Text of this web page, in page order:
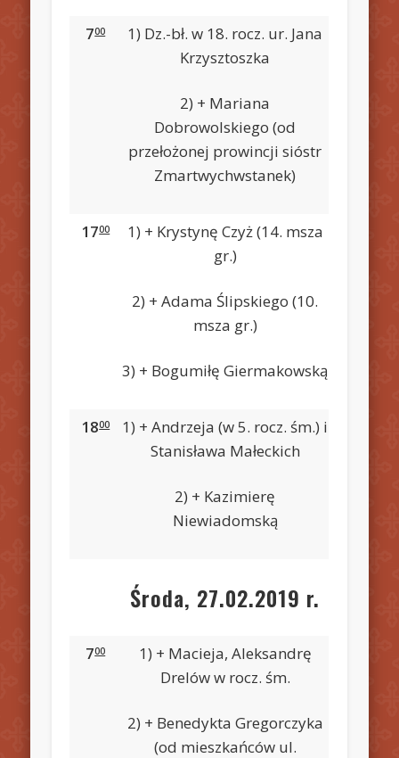
700
1) Dz.-bł. w 18. rocz. ur. Jana
Krzysztoszka
2) + Mariana
Dobrowolskiego (od
przełożonej prowincji sióstr
Zmartwychwstanek)
1700
1) + Krystynę Czyż (14. msza
gr.)
2) + Adama Ślipskiego (10.
msza gr.)
3) + Bogumiłę Giermakowską
1800
1) + Andrzeja (w 5. rocz. śm.) i
Stanisława Małeckich
2) + Kazimierę
Niewiadomską
Środa, 27.02.2019 r.
700
1) + Macieja, Aleksandrę
Drelów w rocz. śm.
2) + Benedykta Gregorczyka
(od mieszkańców ul.